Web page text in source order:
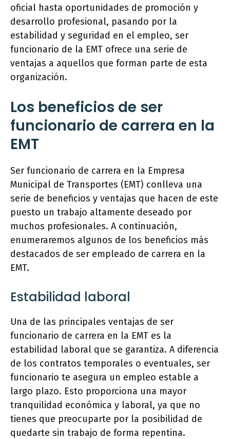
oficial hasta oportunidades de promoción y
desarrollo profesional, pasando por la
estabilidad y seguridad en el empleo, ser
funcionario de la EMT ofrece una serie de
ventajas a aquellos que forman parte de esta
organización.
Los beneficios de ser
funcionario de carrera en la
EMT
Ser funcionario de carrera en la Empresa
Municipal de Transportes (EMT) conlleva una
serie de beneficios y ventajas que hacen de este
puesto un trabajo altamente deseado por
muchos profesionales. A continuación,
enumeraremos algunos de los beneficios más
destacados de ser empleado de carrera en la
EMT.
Estabilidad laboral
Una de las principales ventajas de ser
funcionario de carrera en la EMT es la
estabilidad laboral que se garantiza. A diferencia
de los contratos temporales o eventuales, ser
funcionario te asegura un empleo estable a
largo plazo. Esto proporciona una mayor
tranquilidad económica y laboral, ya que no
tienes que preocuparte por la posibilidad de
quedarte sin trabajo de forma repentina.